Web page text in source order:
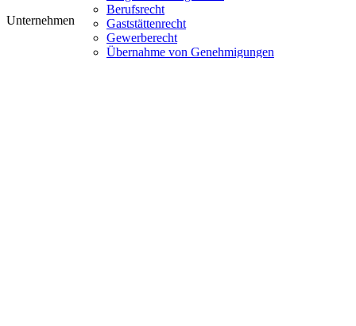
Unternehmen
Berufsrecht
Gaststättenrecht
Gewerberecht
Übernahme von Genehmigungen